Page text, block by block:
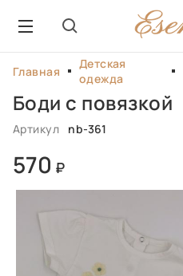
Главная
Детская
одежда
Боди с повязкой
Артикул nb-361
570